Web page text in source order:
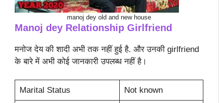
manoj dey old and new house
Manoj dey Relationship Girlfriend
मनोज देय की शादी अभी तक नहीं हुई है. और उनकी girlfriend
के बारे में अभी कोई जानकारी उपलब्ध नहीं है।
Marital Status Not known